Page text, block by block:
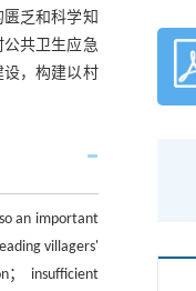
乏和科学知
共卫生应急
设，构建以村
an important
villagers'
； insufficient